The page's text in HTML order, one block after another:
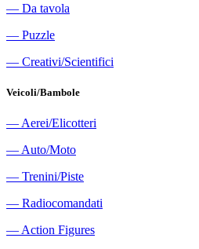
― Da tavola
― Puzzle
― Creativi/Scientifici
Veicoli/Bambole
― Aerei/Elicotteri
― Auto/Moto
― Trenini/Piste
― Radiocomandati
― Action Figures